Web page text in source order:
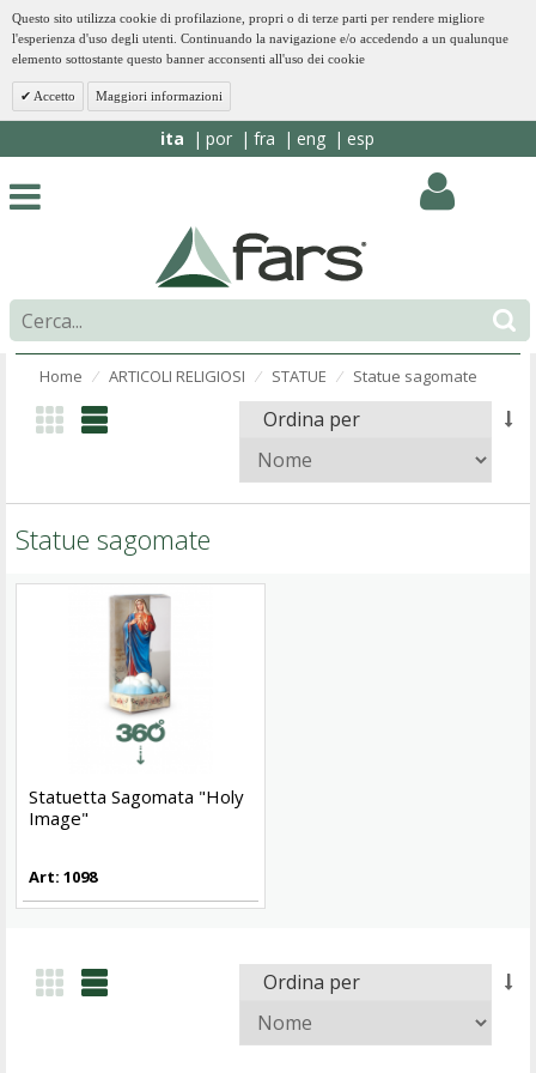
Questo sito utilizza cookie di profilazione, propri o di terze parti per rendere migliore
l'esperienza d'uso degli utenti. Continuando la navigazione e/o accedendo a un qualunque
elemento sottostante questo banner acconsenti all'uso dei cookie
Accetto Maggiori informazioni
ita por fra eng esp
Home ⁄ ARTICOLI RELIGIOSI ⁄ STATUE ⁄ Statue sagomate
Ordina per
Statue sagomate
Statuetta Sagomata "Holy
Image"
Art: 1098
Ordina per